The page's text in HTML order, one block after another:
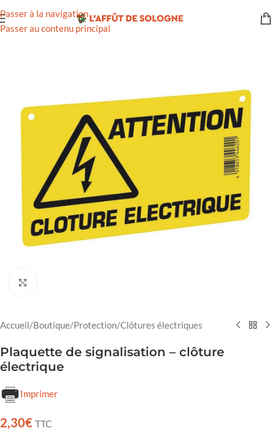
Passer à la navigation
Passer au contenu principal
Accueil/Boutique/Protection/Clôtures électriques
Plaquette de signalisation – clôture
électrique
Imprimer
2,30€ TTC